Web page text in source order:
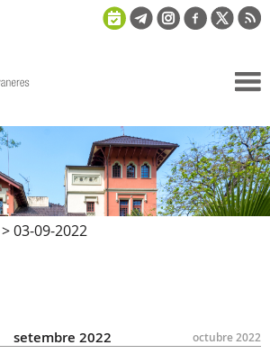
>03-09-2022
octubre 2022
setembre 2022